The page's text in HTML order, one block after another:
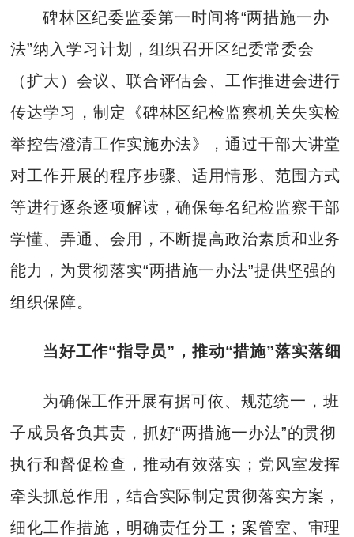
碑林区纪委监委第一时间将“两措施一办
法”纳入学习计划，组织召开区纪委常委会
（扩大）会议、联合评估会、工作推进会进行
传达学习，制定《碑林区纪检监察机关失实检
举控告澄清工作实施办法》，通过干部大讲堂
对工作开展的程序步骤、适用情形、范围方式
等进行逐条逐项解读，确保每名纪检监察干部
学懂、弄通、会用，不断提高政治素质和业务
能力，为贯彻落实“两措施一办法”提供坚强的
组织保障。
当好工作“指导员”，推动“措施”落实落细
为确保工作开展有据可依、规范统一，班
子成员各负其责，抓好“两措施一办法”的贯彻
执行和督促检查，推动有效落实；党风室发挥
牵头抓总作用，结合实际制定贯彻落实方案，
细化工作措施，明确责任分工；案管室、审理